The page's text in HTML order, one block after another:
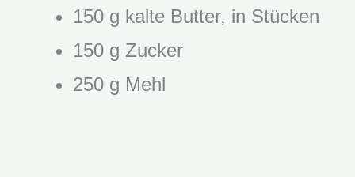
150 g kalte Butter, in Stücken
150 g Zucker
250 g Mehl